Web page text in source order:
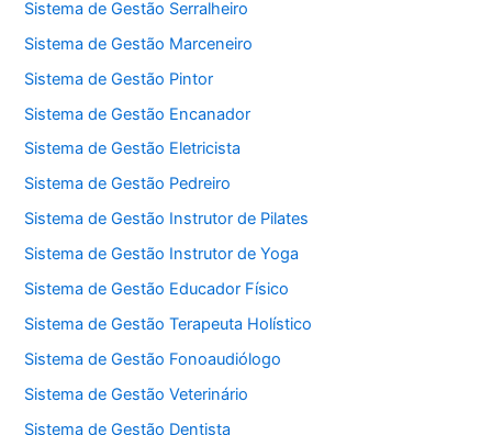
Sistema de Gestão Serralheiro
Sistema de Gestão Marceneiro
Sistema de Gestão Pintor
Sistema de Gestão Encanador
Sistema de Gestão Eletricista
Sistema de Gestão Pedreiro
Sistema de Gestão Instrutor de Pilates
Sistema de Gestão Instrutor de Yoga
Sistema de Gestão Educador Físico
Sistema de Gestão Terapeuta Holístico
Sistema de Gestão Fonoaudiólogo
Sistema de Gestão Veterinário
Sistema de Gestão Dentista